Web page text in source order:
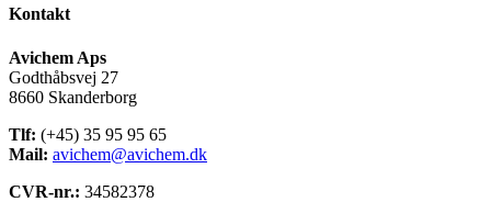
Kontakt
Avichem Aps
Godthåbsvej 27
8660 Skanderborg
Tlf: (+45) 35 95 95 65
Mail: avichem@avichem.dk
CVR-nr.: 34582378